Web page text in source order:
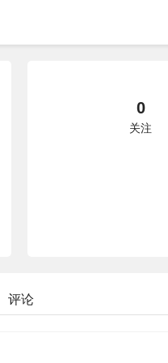
0
关注
评论